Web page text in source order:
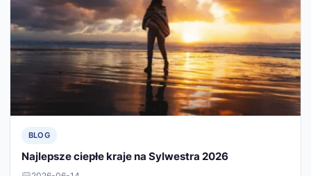
BLOG
Najlepsze ciepłe kraje na Sylwestra 2026